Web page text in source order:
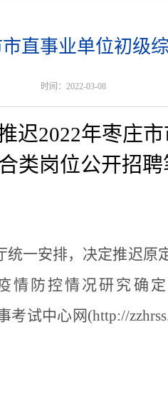
直事业单位初级
时间：2022-03-08
迟2022年枣庄
类岗位公开招
统一安排，决定推迟原
情防控情况研究确
考试中心网(http://